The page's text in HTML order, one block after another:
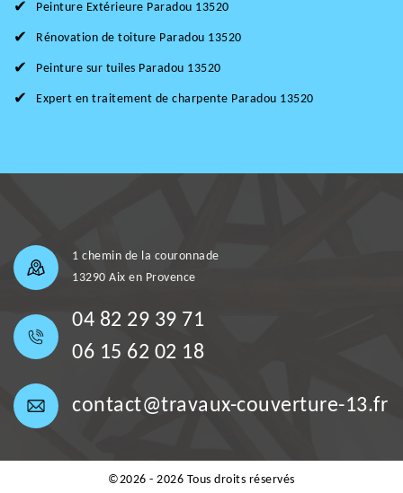
Peinture Extérieure Paradou 13520
Rénovation de toiture Paradou 13520
Peinture sur tuiles Paradou 13520
Expert en traitement de charpente Paradou 13520
1 chemin de la couronnade
13290 Aix en Provence
04 82 29 39 71
06 15 62 02 18
contact@travaux-couverture-13.fr
©2026 - 2026 Tous droits réservés